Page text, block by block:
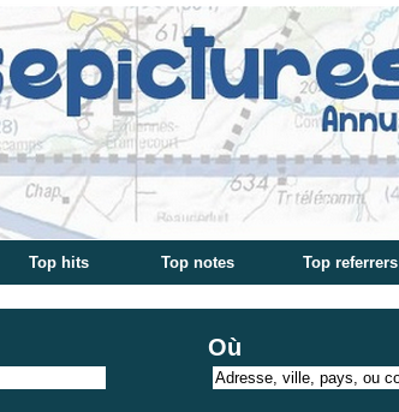
Top hits Top notes Top referrers
Où